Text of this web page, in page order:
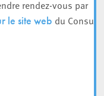
rendez-vous par
le site web du Consulat